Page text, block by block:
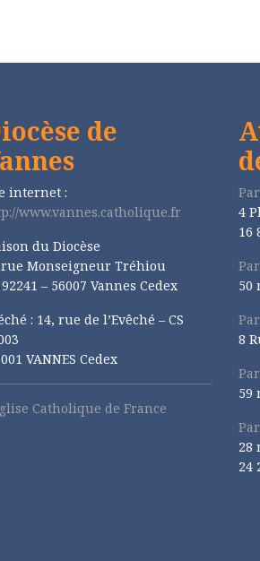
de
internet :
www.vannes.catholique.fr
du Diocèse
rue Monseigneur Tréhiou
92241 – 56007 Vannes Cedex
: 14, rue de l’Evêché – CS
VANNES Cedex
Catholique de France
4
16
50
8
59
28
24